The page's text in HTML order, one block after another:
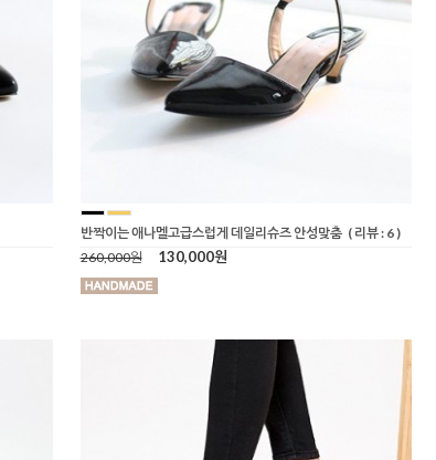
반짝이는 애나멜고급스럽게 데일리슈즈 안성맞춤 ( 리뷰 : 6 )
260,000원
130,000원